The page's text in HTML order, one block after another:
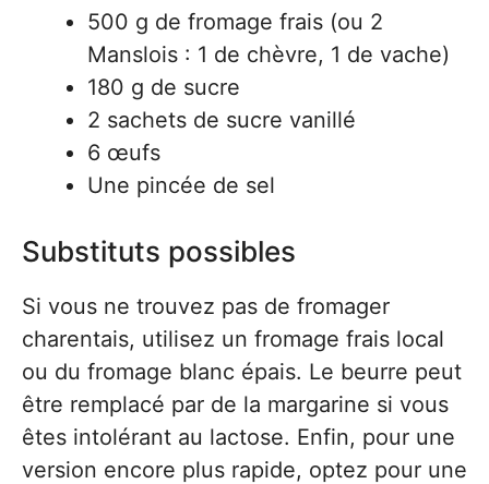
500 g de fromage frais (ou 2
Manslois : 1 de chèvre, 1 de vache)
180 g de sucre
2 sachets de sucre vanillé
6 œufs
Une pincée de sel
Substituts possibles
Si vous ne trouvez pas de fromager
charentais, utilisez un fromage frais local
ou du fromage blanc épais. Le beurre peut
être remplacé par de la margarine si vous
êtes intolérant au lactose. Enfin, pour une
version encore plus rapide, optez pour une